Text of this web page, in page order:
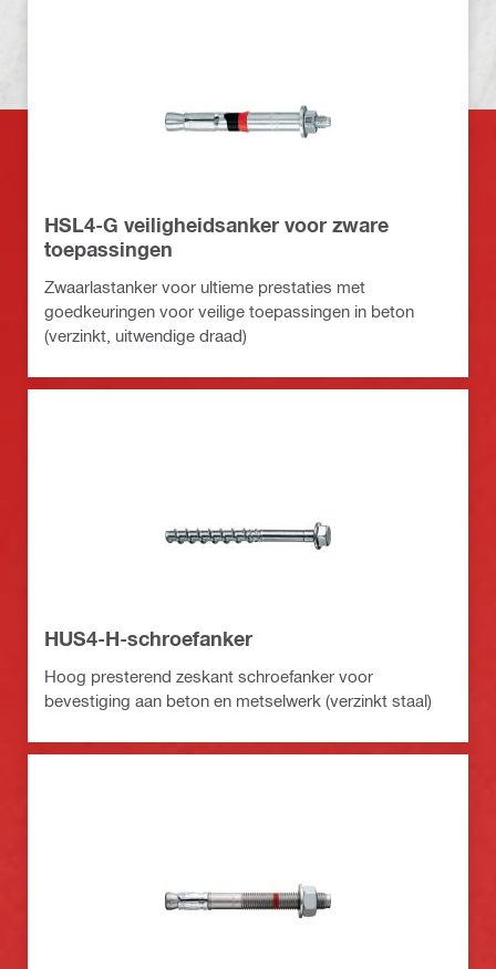
HSL4-G veiligheidsanker voor zware
toepassingen
Zwaarlastanker voor ultieme prestaties met
goedkeuringen voor veilige toepassingen in beton
(verzinkt, uitwendige draad)
HUS4-H-schroefanker
Hoog presterend zeskant schroefanker voor
bevestiging aan beton en metselwerk (verzinkt staal)